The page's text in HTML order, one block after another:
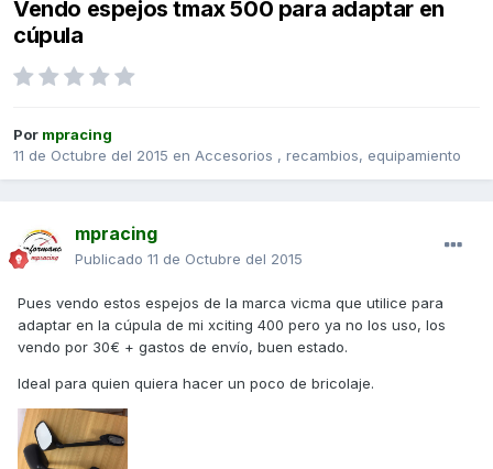
Vendo espejos tmax 500 para adaptar en
cúpula
Por mpracing
11 de Octubre del 2015 en Accesorios , recambios, equipamiento
mpracing
Publicado 11 de Octubre del 2015
Pues vendo estos espejos de la marca vicma que utilice para
adaptar en la cúpula de mi xciting 400 pero ya no los uso, los
vendo por 30€ + gastos de envío, buen estado.
Ideal para quien quiera hacer un poco de bricolaje.